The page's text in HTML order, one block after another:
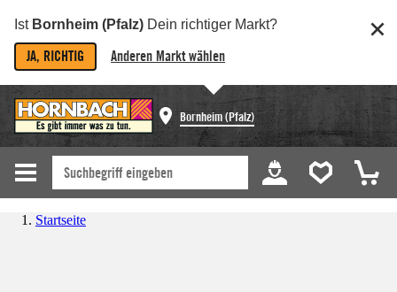
Ist Bornheim (Pfalz) Dein richtiger Markt?
JA, RICHTIG Anderen Markt wählen
Bornheim (Pfalz)
Startseite